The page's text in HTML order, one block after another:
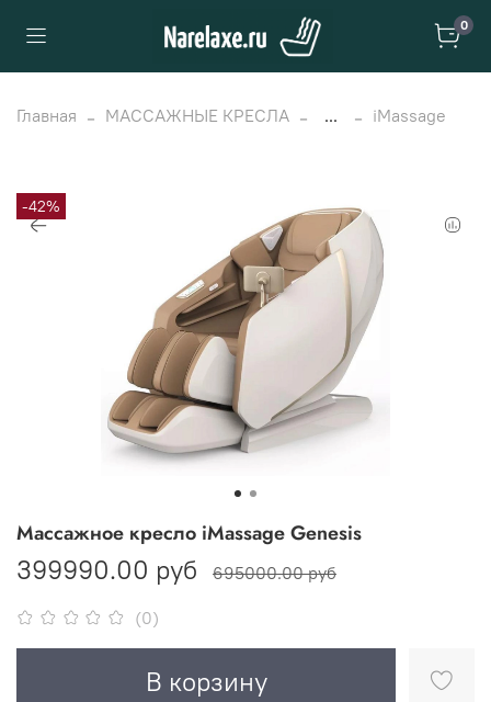
0
Главная МАССАЖНЫЕ КРЕСЛА ... iMassage
-42%
(0)
Массажное кресло iMassage Genesis
399990.00 руб 695000.00 руб
В корзину